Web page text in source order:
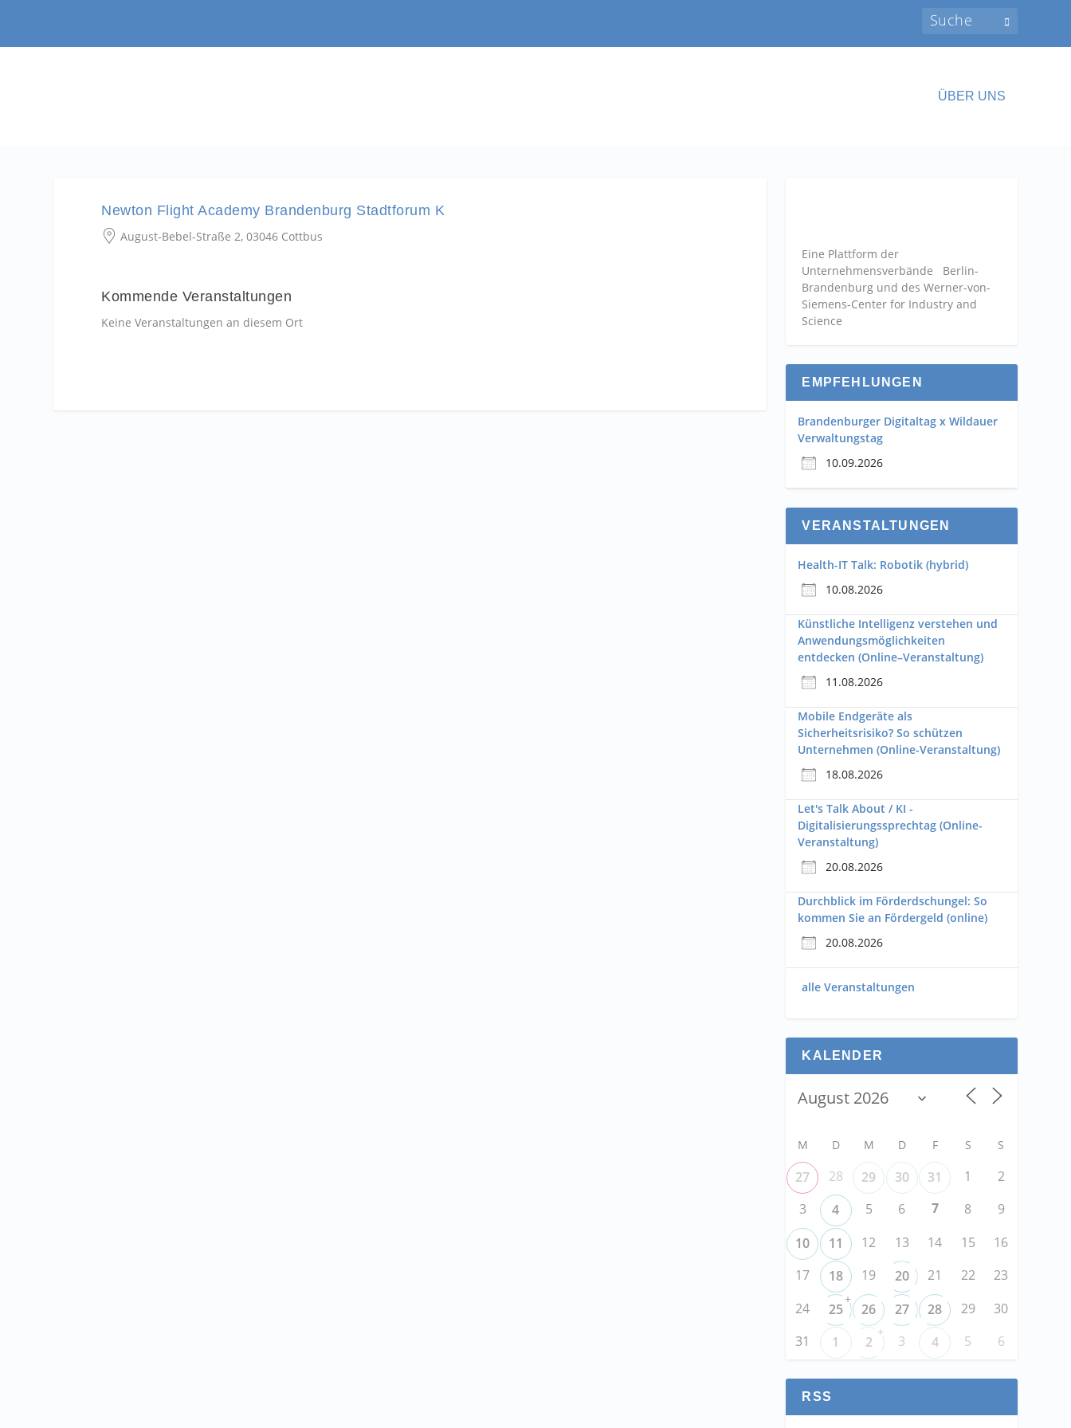
ÜBER UNS
Newton Flight Academy Brandenburg Stadtforum K
August-Bebel-Straße 2, 03046 Cottbus
Kommende Veranstaltungen
Keine Veranstaltungen an diesem Ort
Eine Plattform der
Unternehmensverbände Berlin-
Brandenburg und des Werner-von-
Siemens-Center for Industry and
Science
EMPFEHLUNGEN
Brandenburger Digitaltag x Wildauer
Verwaltungstag
10.09.2026
VERANSTALTUNGEN
Health-IT Talk: Robotik (hybrid)
10.08.2026
Künstliche Intelligenz verstehen und
Anwendungsmöglichkeiten
entdecken (Online–Veranstaltung)
11.08.2026
Mobile Endgeräte als
Sicherheitsrisiko? So schützen
Unternehmen (Online-Veranstaltung)
18.08.2026
Let's Talk About / KI -
Digitalisierungssprechtag (Online-
Veranstaltung)
20.08.2026
Durchblick im Förderdschungel: So
kommen Sie an Fördergeld (online)
20.08.2026
alle Veranstaltungen
KALENDER
M D M D F S S
27 28 29 30 31 1
2
3
4 5 6 7 8
9
10
11 12 13 14 15
16
17
18 19 20 21 22
23
24
25
+
26 27 28 29
30
31
1 2
+
3 4 5 6
RSS